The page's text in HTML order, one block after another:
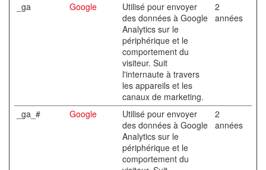
_ga
Google
Utilisé pour envoyer
des données à Google
Analytics sur le
périphérique et le
comportement du
visiteur. Suit
l'internaute à travers
les appareils et les
canaux de marketing.
2
années
_ga_# Google
Utilisé pour envoyer
des données à Google
Analytics sur le
périphérique et le
comportement du
2
années